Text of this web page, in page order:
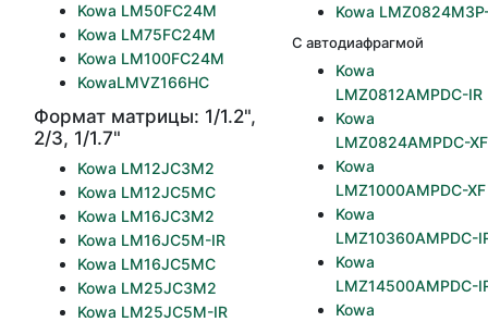
Kowa LM50FC24M
Kowa LM75FC24M
Kowa LM100FC24M
KowaLMVZ166HC
Формат матрицы: 1/1.2",
2/3, 1/1.7"
Kowa LM12JC3M2
Kowa LM12JC5MC
Kowa LM16JC3M2
Kowa LM16JC5M-IR
Kowa LM16JC5MC
Kowa LM25JC3M2
Kowa LM25JC5M-IR
Kowa
С автодиафрагмой
Kowa
LMZ0812AMPDC-IR
Kowa
LMZ0824AMPDC-XF
Kowa
LMZ1000AMPDC-XF
Kowa
LMZ10360AMPDC-
Kowa
LMZ14500AMPDC-
Kowa